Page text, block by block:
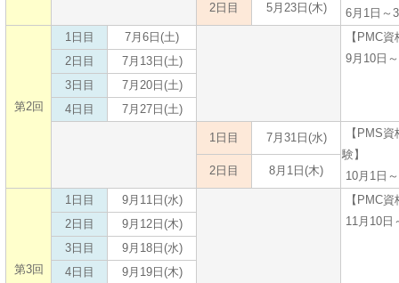
6月1日～
2日目 5月23日(木)
第2回
1日目 7月6日(土)
【PMC
9月10日
2日目
7月13日(土)
3日目
7月20日(土)
4日目
7月27日(土)
1日目 7月31日(水)
【PMS
験】
10月1日
2日目 8月1日(木)
第3回
1日目 9月11日(水)
【PMC
11月10日
2日目
9月12日(木)
3日目
9月18日(水)
4日目
9月19日(木)